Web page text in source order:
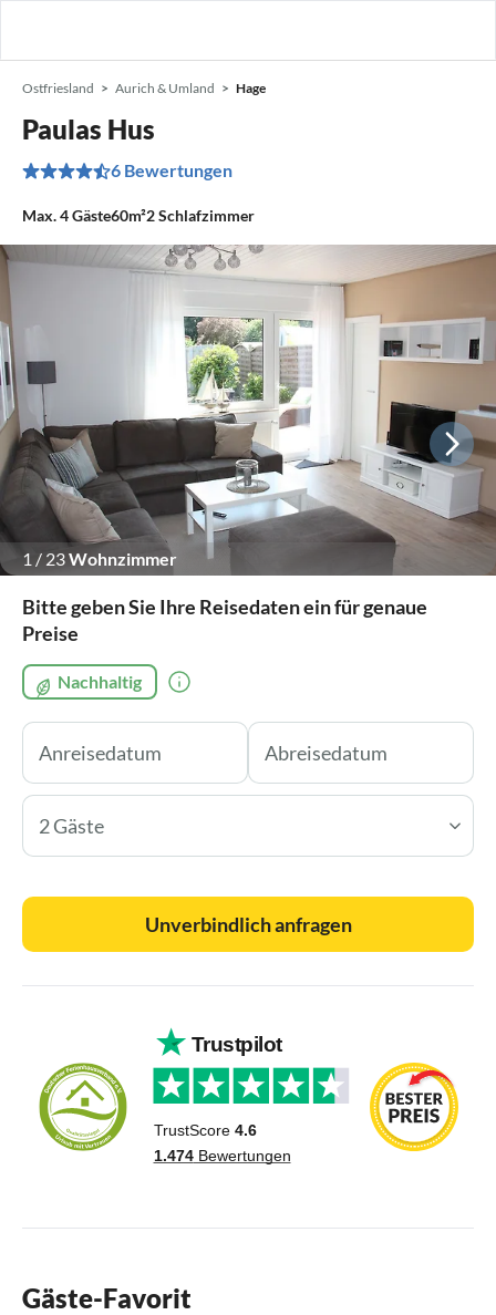
Ostfriesland Aurich & Umland Hage
Paulas Hus
6 Bewertungen
Max.4Gäste60m²2Schlafzimmer
1 / 23Wohnzimmer
Bitte geben Sie Ihre Reisedaten ein für genaue
Preise
Nachhaltig
2 Gäste
Unverbindlich anfragen
Gäste-Favorit